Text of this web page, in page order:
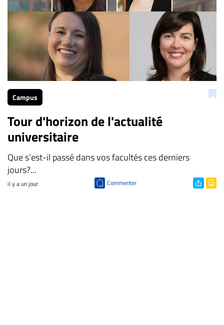
Campus
Tour d'horizon de l'actualité
universitaire
Que s’est-il passé dans vos facultés ces derniers
jours?...
il y a un jour Commenter